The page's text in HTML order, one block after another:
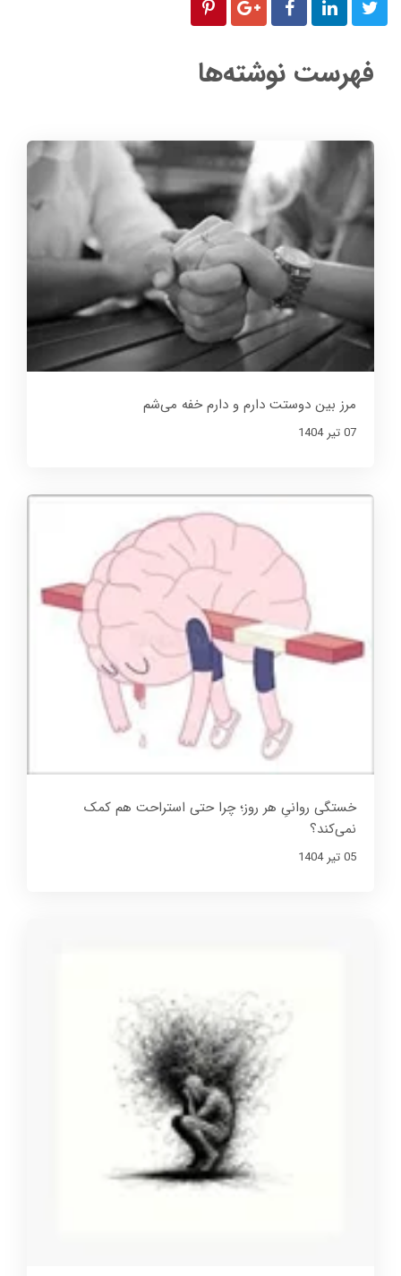
فهرست نوشته‌ها
مرز بین دوستت دارم و دارم خفه می‌شم
07 تير 1404
خستگی روانیِ هر روز؛ چرا حتی استراحت هم کمک
نمی‌کند؟
05 تير 1404